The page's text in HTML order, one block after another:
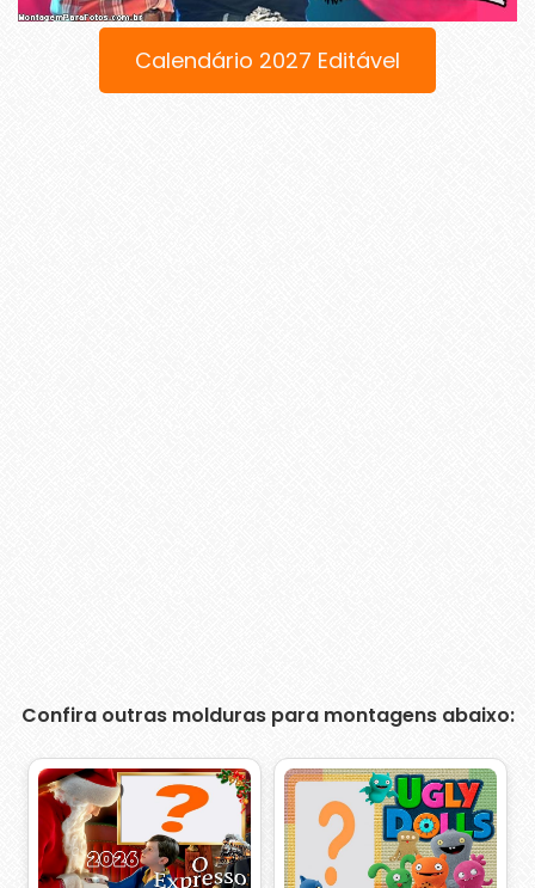
Calendário 2027 Editável
Confira outras molduras para montagens abaixo: